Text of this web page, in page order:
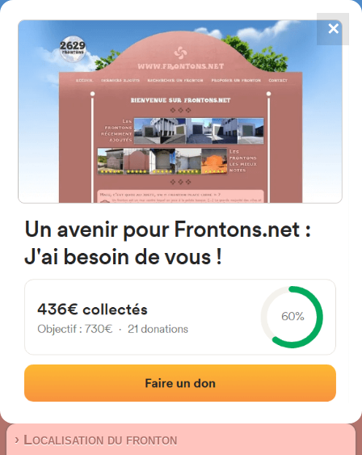
FRONTONS.NET
RECHERCHER UN FRONTON
PROPOSER UN FRONTON
4867
frontons
19420 Cifuentes, Province de
Guadalajara Espagne
Calle la Soledad 13
Fronton place libre
Localisation|Photos|Commentaires et avis
› Localisation du fronton
✕